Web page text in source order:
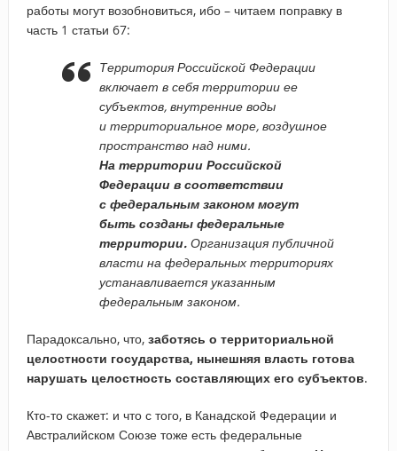
работы могут возобновиться, ибо – читаем поправку в
часть 1 статьи 67:
Территория Российской Федерации
включает в себя территории ее
субъектов, внутренние воды
и территориальное море, воздушное
пространство над ними.
На территории Российской
Федерации в соответствии
с федеральным законом могут
быть созданы федеральные
территории. Организация публичной
власти на федеральных территориях
устанавливается указанным
федеральным законом.
Парадоксально, что, заботясь о территориальной
целостности государства, нынешняя власть готова
нарушать целостность составляющих его субъектов.
Кто-то скажет: и что с того, в Канадской Федерации и
Австралийском Союзе тоже есть федеральные